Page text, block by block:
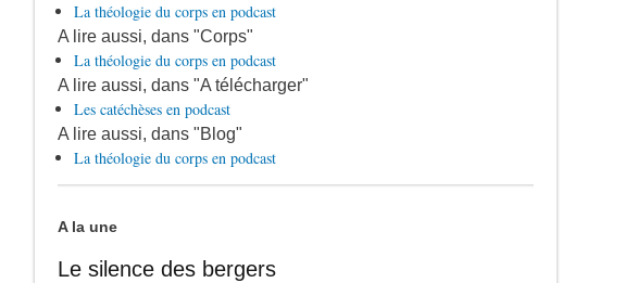
La théologie du corps en podcast
A lire aussi, dans "Corps"
La théologie du corps en podcast
A lire aussi, dans "A télécharger"
Les catéchèses en podcast
A lire aussi, dans "Blog"
La théologie du corps en podcast
A la une
Le silence des bergers